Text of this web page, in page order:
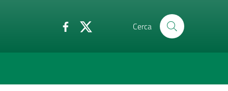
Cerca